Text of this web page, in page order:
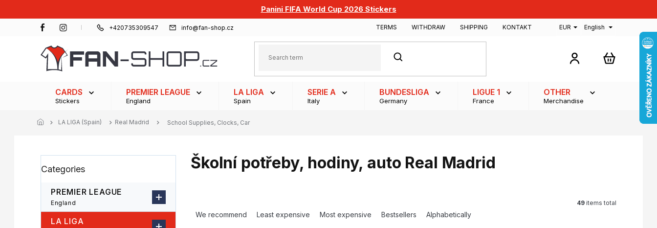
Panini FIFA World Cup 2026 Stickers
+420735309547 info@fan-shop.cz TERMS WITHDRAW SHIPPING KONTAKT EUR English
SEARCH
SHOPPING
CARDS
Stickers
PREMIER LEAGUE
England
LA LIGA
Spain
SERIE A
Italy
BUNDESLIGA
Germany
LIGUE 1
France
OTHER
Merchandise
LA LIGA (Spain) Real Madrid School Supplies, Clocks, Car
i
a
categories
Categories
PREMIER LEAGUE
England
LA LIGA
Školní potřeby, hodiny, auto Real Madrid
We recommend Least expensive Most expensive Bestsellers Alphabetically
49 items total